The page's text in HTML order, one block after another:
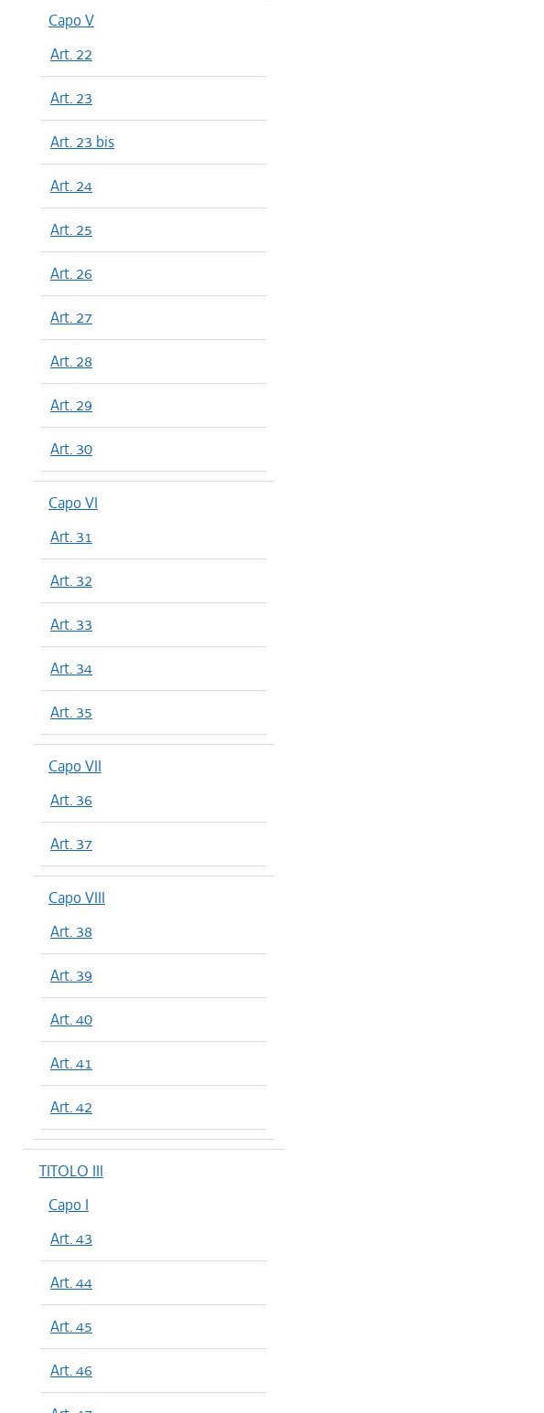
Capo V
Art. 22
Art. 23
Art. 23 bis
Art. 24
Art. 25
Art. 26
Art. 27
Art. 28
Art. 29
Art. 30
Capo VI
Art. 31
Art. 32
Art. 33
Art. 34
Art. 35
Capo VII
Art. 36
Art. 37
Capo VIII
Art. 38
Art. 39
Art. 40
Art. 41
Art. 42
TITOLO III
Capo I
Art. 43
Art. 44
Art. 45
Art. 46